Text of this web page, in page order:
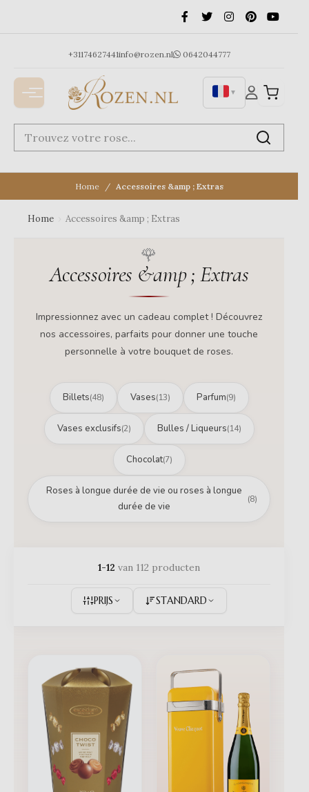
+31174627441info@rozen.nl 0642044777
▼
Home Accessoires &amp ; Extras
Home Accessoires &amp ; Extras
Accessoires &amp ; Extras
Impressionnez avec un cadeau complet ! Découvrez
nos accessoires, parfaits pour donner une touche
personnelle à votre bouquet de roses.
Billets(48) Vases(13) Parfum(9)
Vases exclusifs(2) Bulles / Liqueurs(14)
Chocolat(7)
Roses à longue durée de vie ou roses à longue
durée de vie
(8)
1-12 van 112 producten
PRIJS STANDARD